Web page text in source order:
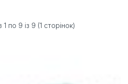
по 9 із 9 (1 сторінок)